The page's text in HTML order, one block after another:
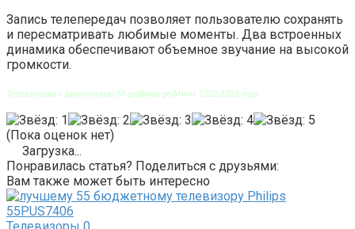
Запись телепередач позволяет пользователю сохранять
и пересматривать любимые моменты. Два встроенных
динамика обеспечивают объемное звучание на высокой
громкости.
Телевизоры с диагональю 55 дюймов рейтинг 2022-2023 года
(Пока оценок нет)
Загрузка...
Понравилась статья? Поделиться с друзьями:
Вам также может быть интересно
Телевизоры 0